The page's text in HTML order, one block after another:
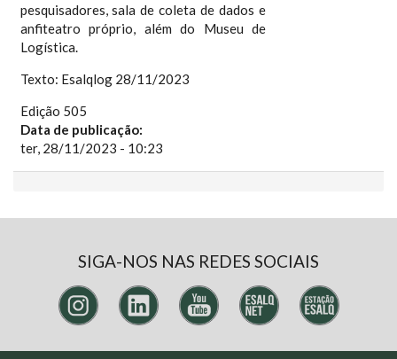
pesquisadores, sala de coleta de dados e
anfiteatro próprio, além do Museu de
Logística.
Texto: Esalqlog 28/11/2023
Edição 505
Data de publicação:
ter, 28/11/2023 - 10:23
SIGA-NOS NAS REDES SOCIAIS